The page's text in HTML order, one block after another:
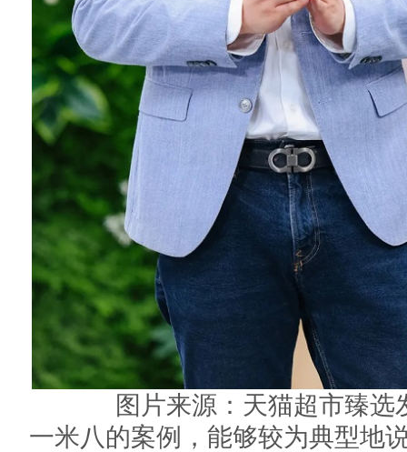
图片来源：天猫超市臻选
一米八的案例，能够较为典型地